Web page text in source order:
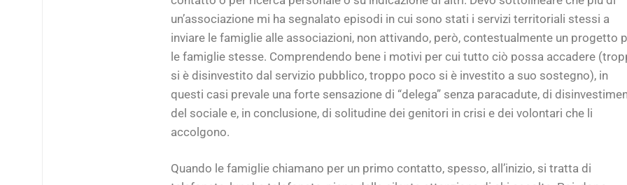
un’associazione mi ha segnalato episodi in cui sono stati i servizi territoriali stessi a
inviare le famiglie alle associazioni, non attivando, però, contestualmente un progetto
le famiglie stesse. Comprendendo bene i motivi per cui tutto ciò possa accadere
si è disinvestito dal servizio pubblico, troppo poco si è investito a suo sostegno), in
questi casi prevale una forte sensazione di “delega” senza paracadute, di
del sociale e, in conclusione, di solitudine dei genitori in crisi e dei volontari che li
accolgono.
Quando le famiglie chiamano per un primo contatto, spesso, all’inizio, si tratta di